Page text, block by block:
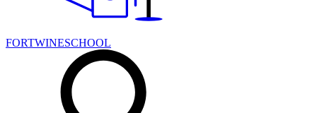
FORTWINESCHOOL